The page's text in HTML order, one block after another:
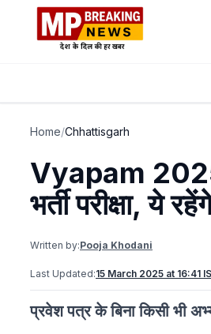
Home/Chhattisgarh
Vyapam 2025
भर्ती परीक्षा, ये
Written by:Pooja Khodani
Last Updated:15 March 2025 at 16:41
प्रवेश पत्र के बिना किसी भी